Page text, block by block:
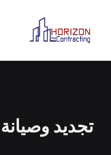
تجديد